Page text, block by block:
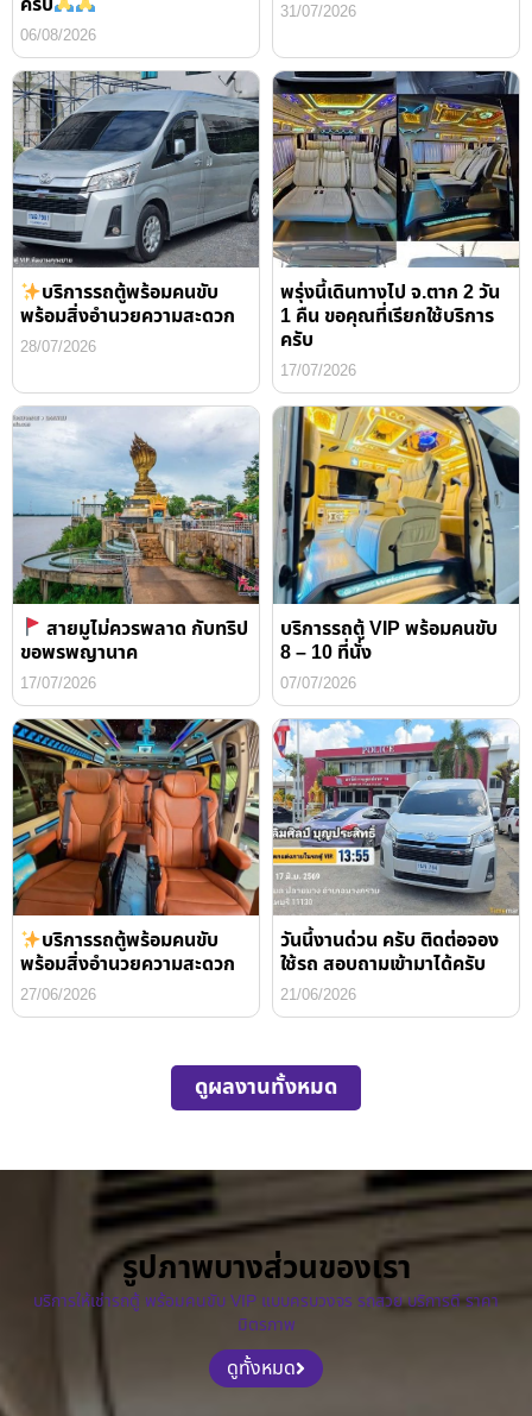
06/08/2026
31/07/2026
บริการรถตู้พร้อมคนขับ
พร้อมสิ่งอำนวยความสะดวก
28/07/2026
พรุ่งนี้เดินทางไป จ.ตาก 2 วัน
1 คืน ขอคุณที่เรียกใช้บริการ
ครับ
17/07/2026
สายมูไม่ควรพลาด กับทริป
ขอพรพญานาค
17/07/2026
บริการรถตู้ VIP พร้อมคนขับ
8 – 10 ที่นั่ง
07/07/2026
บริการรถตู้พร้อมคนขับ
พร้อมสิ่งอำนวยความสะดวก
27/06/2026
วันนี้งานด่วน ครับ ติดต่อจอง
ใช้รถ สอบถามเข้ามาได้ครับ
21/06/2026
ดูผลงานทั้งหมด
รูปภาพบางส่วนของเรา
บริการให้เช่ารถตู้ พร้อมคนขับ VIP แบบครบวงจร รถสวย บริการดี ราคา
มิตรภาพ
ดูทั้งหมด